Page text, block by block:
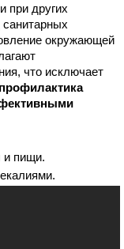
при других
санитарных
окружающей
что исключает
и пищи.